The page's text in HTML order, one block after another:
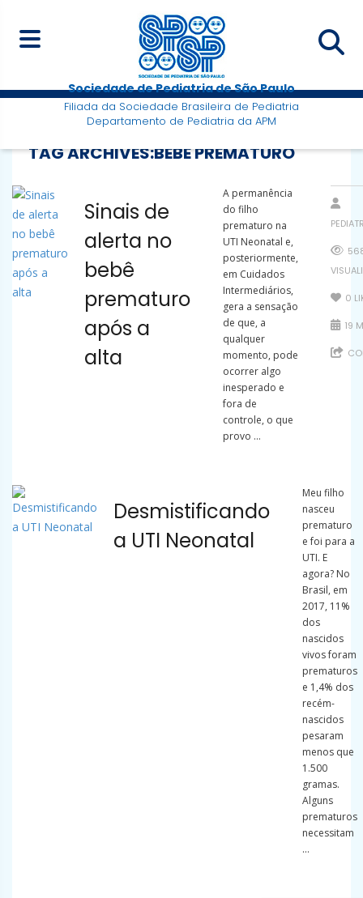
Sociedade de Pediatria de São Paulo
Filiada da Sociedade Brasileira de Pediatria
Departamento de Pediatria da APM
TAG ARCHIVES:BEBÊ PREMATURO
Sinais de
alerta no
bebê
prematuro
após a
alta
A permanência
do filho
prematuro na
UTI Neonatal e,
posteriormente,
em Cuidados
Intermediários,
gera a sensação
de que, a
qualquer
momento, pode
ocorrer algo
inesperado e
fora de
controle, o que
provo ...
0
19
Desmistificando
a UTI Neonatal
Meu filho
nasceu
prematuro
e foi para a
UTI. E
agora? No
Brasil, em
2017, 11%
dos
nascidos
vivos foram
prematuros
e 1,4% dos
recém-
nascidos
pesaram
menos que
1.500
gramas.
Alguns
prematuros
necessitam
...